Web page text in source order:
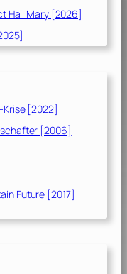
Hail Mary [2026]
Krise [2022]
[2006]
Future [2017]